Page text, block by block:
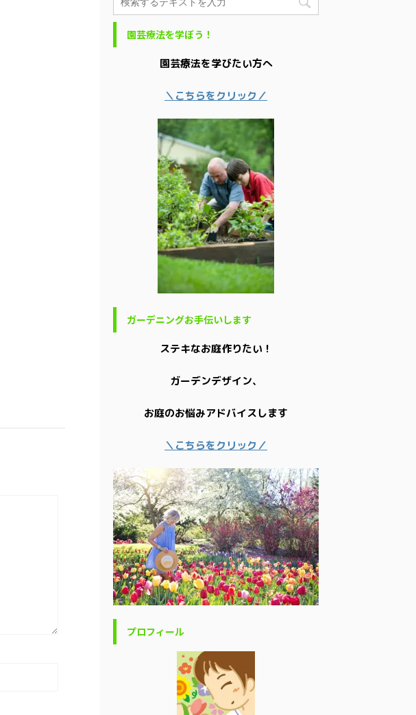
園芸療法を学ぼう！
園芸療法を学びたい方へ
＼こちらをクリック／
ガーデニングお手伝いします
ステキなお庭作りたい！
ガーデンデザイン、
お庭のお悩みアドバイスします
＼こちらをクリック／
プロフィール